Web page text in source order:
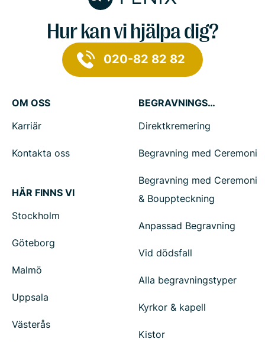
Hur kan vi hjälpa dig?
020-82 82 82
OM OSS
Karriär
Kontakta oss
HÄR FINNS VI
Stockholm
Göteborg
Malmö
Uppsala
Västerås
BEGRAVNINGSTJÄNSTER
Direktkremering
Begravning med Ceremoni
Begravning med Ceremoni
& Bouppteckning
Anpassad Begravning
Vid dödsfall
Alla begravningstyper
Kyrkor & kapell
Kistor